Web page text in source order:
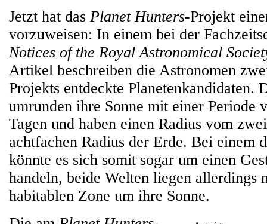
Jetzt hat das Planet Hunters-Projekt
vorzuweisen: In einem bei der
Notices of the Royal Astronomical
Artikel beschreiben die Astronomen
Projekts entdeckte Planetenkandidaten.
umrunden ihre Sonne mit einer Periode
Tagen und haben einen Radius vom
achtfachen Radius der Erde. Bei einem
könnte es sich somit sogar um einen
handeln, beide Welten liegen allerdings
habitablen Zone um ihre Sonne.